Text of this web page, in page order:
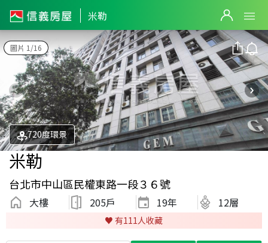
米勒
圖片 1/16
720度環景
米勒
台北市中山區民權東路一段３６號
大樓 205戶 19年 12層
♥️ 有111 人收藏